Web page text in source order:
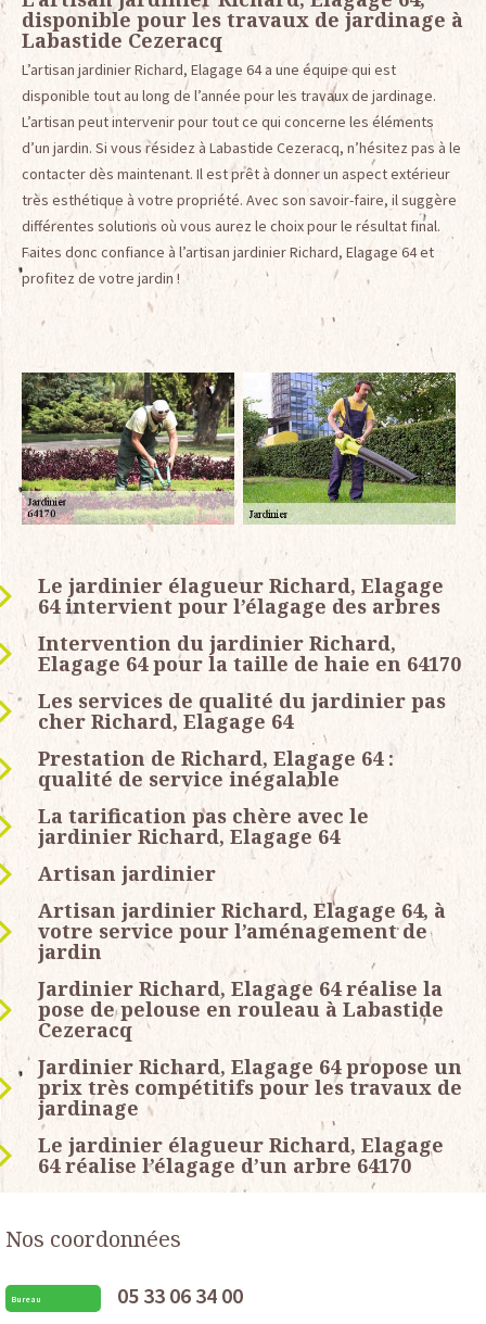
disponible pour les travaux de jardinage à
Labastide Cezeracq
L’artisan jardinier Richard, Elagage 64 a une équipe qui est
disponible tout au long de l’année pour les travaux de jardinage.
L’artisan peut intervenir pour tout ce qui concerne les éléments
d’un jardin. Si vous résidez à Labastide Cezeracq, n’hésitez pas à le
contacter dès maintenant. Il est prêt à donner un aspect extérieur
très esthétique à votre propriété. Avec son savoir-faire, il suggère
différentes solutions où vous aurez le choix pour le résultat final.
Faites donc confiance à l’artisan jardinier Richard, Elagage 64 et
profitez de votre jardin !
Le jardinier élagueur Richard, Elagage
64 intervient pour l’élagage des arbres
Intervention du jardinier Richard,
Elagage 64 pour la taille de haie en 64170
Les services de qualité du jardinier pas
cher Richard, Elagage 64
Prestation de Richard, Elagage 64 :
qualité de service inégalable
La tarification pas chère avec le
jardinier Richard, Elagage 64
Artisan jardinier
Artisan jardinier Richard, Elagage 64, à
votre service pour l’aménagement de
jardin
Jardinier Richard, Elagage 64 réalise la
pose de pelouse en rouleau à Labastide
Cezeracq
Jardinier Richard, Elagage 64 propose un
prix très compétitifs pour les travaux de
jardinage
Le jardinier élagueur Richard, Elagage
64 réalise l’élagage d’un arbre 64170
Nos coordonnées
Bureau 05 33 06 34 00